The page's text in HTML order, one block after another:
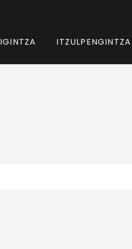
ITZULPENGINTZA